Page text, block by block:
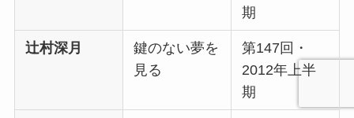
期
辻村深月
鍵のない夢を
見る
第147回・
2012年上半
期